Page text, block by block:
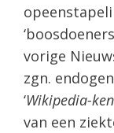
vorige
zgn.
‘Wikipedia-
van een